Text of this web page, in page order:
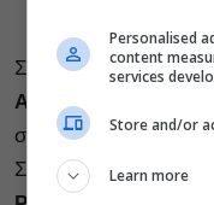
Στις 17 Ιουνίου, στο
Αποχαιρετισμού»
συναντήσουμε τον
Στην ξεχωριστή αυτή
Personalised
content
services
Store and/or
Learn more